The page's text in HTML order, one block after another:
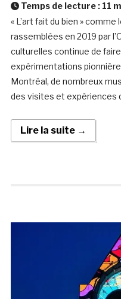
Temps de lecture : 11
« L’art fait du bien »
rassemblées en 2019 par
culturelles continue de
expérimentations
Montréal, de nombreux
des visites et expériences
Lire la suite →